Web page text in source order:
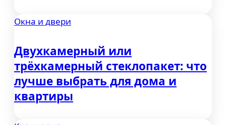
Окна и двери
Двухкамерный или
трёхкамерный стеклопакет: что
лучше выбрать для дома и
квартиры